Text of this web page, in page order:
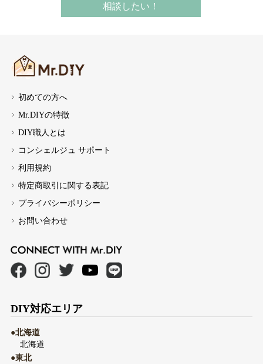
相談したい！
初めての方へ
Mr.DIYの特徴
DIY職人とは
コンシェルジュ サポート
利用規約
特定商取引に関する表記
プライバシーポリシー
お問い合わせ
DIY対応エリア
●北海道
北海道
●東北